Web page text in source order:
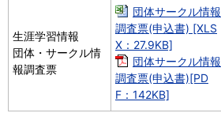
生涯学習情報
団体・サークル情
報調査票
団体サークル情報
調査票(申込書) [XLS
X：27.9KB]
団体サークル情報
調査票(申込書)[PD
F：142KB]